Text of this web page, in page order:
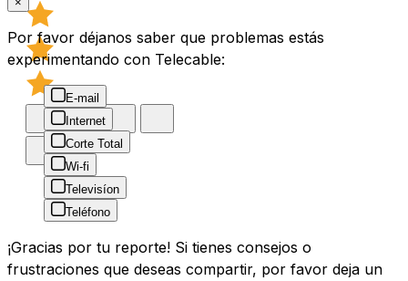
Por favor déjanos saber que problemas estás
experimentando con Telecable:
E-mail
Internet
Corte Total
Wi-fi
Televisíon
Teléfono
¡Gracias por tu reporte! Si tienes consejos o
frustraciones que deseas compartir, por favor deja un